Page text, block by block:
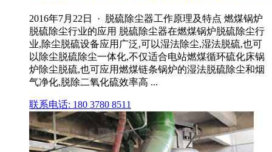
2016年7月22日 · 脱硫除尘器工作原理及特点 燃煤锅炉
脱硫除尘行业的应用 脱硫除尘器在燃煤锅炉脱硫除尘行
业,除尘脱硫设备应用广泛,可以湿法除尘,湿法脱硫,也可
以除尘脱硫除尘一体化,不仅适合电站燃煤循环硫化床锅
炉除尘脱硫,也可应用燃煤链条锅炉的湿法脱硫除尘和烟
气净化,脱除二氧化硫效率高 ...
联系电话: 180 3780 8511